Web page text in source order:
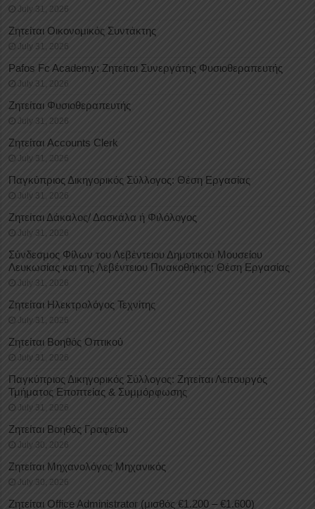
July 31, 2026
Ζητείται Οικονομικός Συντάκτης
July 31, 2026
Pafos Fc Academy: Ζητείται Συνεργάτης Φυσιοθεραπευτής
July 31, 2026
Ζητείται Φυσιοθεραπευτής
July 31, 2026
Ζητείται Accounts Clerk
July 31, 2026
Παγκύπριος Δικηγορικός Σύλλογος: Θέση Εργασίας
July 31, 2026
Ζητείται Δάκαλος/ Δασκάλα ή Φιλόλογος
July 31, 2026
Σύνδεσμος Φίλων του Λεβέντειου Δημοτικού Μουσείου
Λευκωσίας και της Λεβέντειου Πινακοθήκης: Θέση Εργασίας
July 31, 2026
Ζητείται Ηλεκτρολόγος Τεχνίτης
July 31, 2026
Ζητείται Βοηθός Οπτικού
July 31, 2026
Παγκύπριος Δικηγορικός Σύλλογος: Ζητείται Λειτουργός
Τμήματος Εποπτείας & Συμμόρφωσης
July 31, 2026
Ζητείται Βοηθός Γραφείου
July 30, 2026
Ζητείται Μηχανολόγος Μηχανικός
July 30, 2026
Ζητείται Office Administrator (μισθός €1.200 – €1.600)